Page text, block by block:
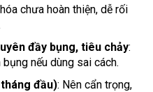
chưa hoàn thiện, dễ rối
đầy bụng, tiêu chảy:
nếu dùng sai cách.
đầu): Nên cẩn trọng,